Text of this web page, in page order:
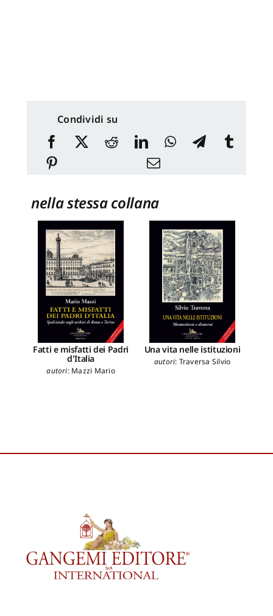
Condividi su
nella stessa collana
Fatti e misfatti dei Padri
d'Italia
autori: Mazzi Mario
Una vita nelle istituzioni
autori: Traversa Silvio